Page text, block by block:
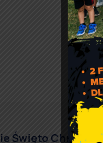
Święto Chrzanu –